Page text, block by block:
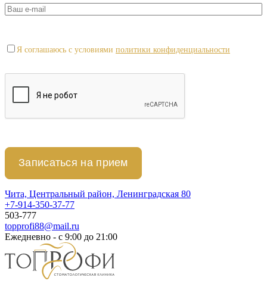
Я соглашаюсь с условиями политики конфиденциальности
Чита, Центральный район, Ленинградская 80
+7-914-350-37-77
503-777
topprofi88@mail.ru
Ежедневно - с 9:00 до 21:00